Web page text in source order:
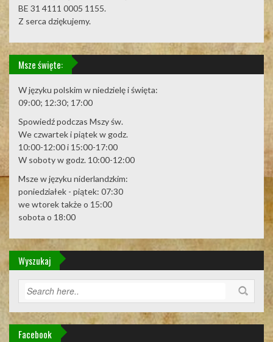
BE 31 4111 0005 1155.
Z serca dziękujemy.
Msze święte:
W języku polskim w niedzielę i święta:
09:00; 12:30; 17:00
Spowiedź podczas Mszy św.
We czwartek i piątek w godz.
10:00-12:00 i 15:00-17:00
W soboty w godz. 10:00-12:00
Msze w języku niderlandzkim:
poniedziałek - piątek: 07:30
we wtorek także o 15:00
sobota o 18:00
Wyszukaj
Facebook